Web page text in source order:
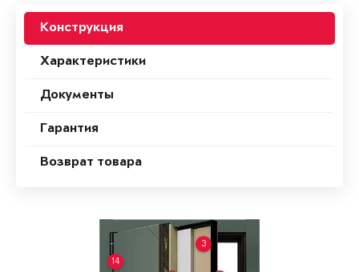
Конструкция
Характеристики
Документы
Гарантия
Возврат товара
3
14